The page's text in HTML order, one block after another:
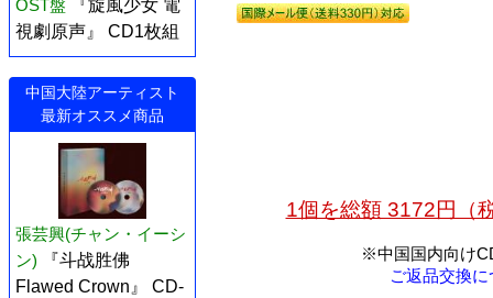
OST盤
『旋風少女 電
視劇原声』 CD1枚組
中国大陸アーティスト
最新オススメ商品
張芸興(チャン・イーシ
ン)
『斗战胜佛
Flawed Crown』 CD-
1個を総額 3172円（
※中国国内向け
ご返品交換